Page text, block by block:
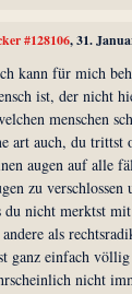
#128106, 31.
kann für mich
ist, der nicht
menschen
art auch, du trittst
augen auf alle
zu
du nicht merktst
als
ganz einfach
nicht